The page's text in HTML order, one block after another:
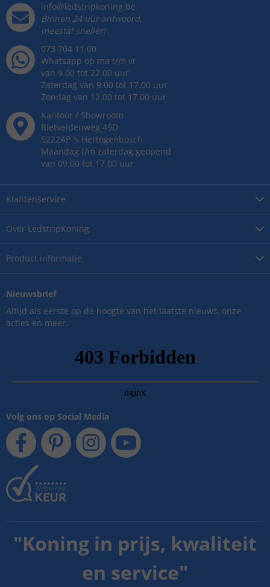
Over LedstripKoning
Product informatie
Klantenservice
info@ledstripkoning.be
Binnen 24 uur antwoord,
meestal sneller!
073 704 11 00
Whatsapp op ma t/m vr
van 9.00 tot 22.00 uur
Zaterdag van 9.00 tot 17.00 uur
Zondag van 12.00 tot 17.00 uur
Kantoor / Showroom
Rietveldenweg 49D
5222AP 's Hertogenbosch
Maandag t/m zaterdag geopend
van 09.00 tot 17.00 uur
Nieuwsbrief
Altijd als eerste op de hoogte van het laatste nieuws, onze
acties en meer.
Volg ons op Social Media
"Koning in prijs, kwaliteit
en service"